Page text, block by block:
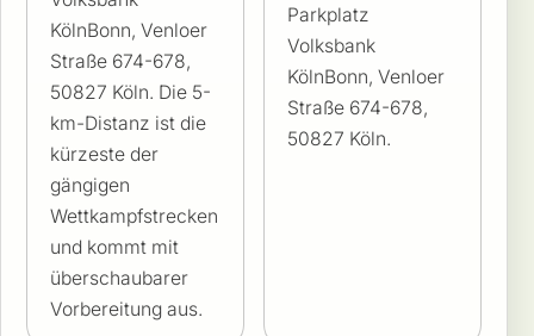
KölnBonn, Venloer
Straße 674-678,
50827 Köln. Die 5-
km-Distanz ist die
kürzeste der
gängigen
Wettkampfstrecken
und kommt mit
überschaubarer
Vorbereitung aus.
Parkplatz
Volksbank
KölnBonn, Venloer
Straße 674-678,
50827 Köln.